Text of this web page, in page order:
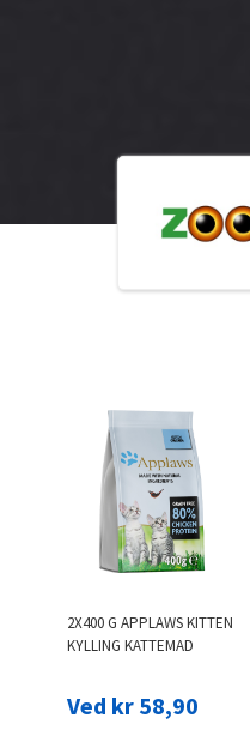
2X400 G APPLAWS KITTEN
KYLLING KATTEMAD
Ved kr 58,90